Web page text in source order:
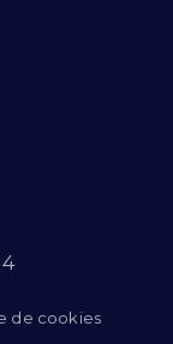
de cookies